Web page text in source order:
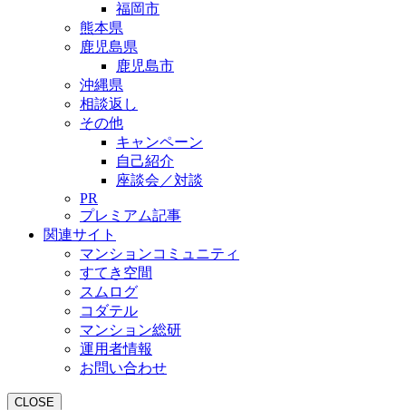
福岡市
熊本県
鹿児島県
鹿児島市
沖縄県
相談返し
その他
キャンペーン
自己紹介
座談会／対談
PR
プレミアム記事
関連サイト
マンションコミュニティ
すてき空間
スムログ
コダテル
マンション総研
運用者情報
お問い合わせ
CLOSE